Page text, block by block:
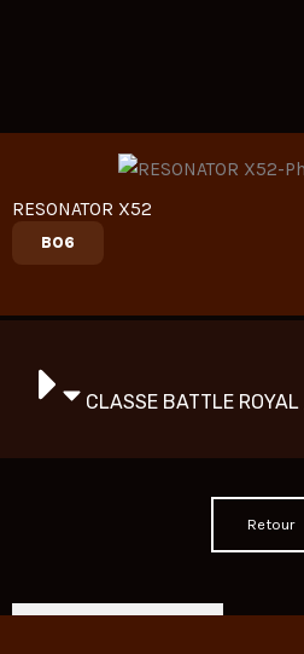
RESONATOR X52
BO6
CLASSE BATTLE
Retour